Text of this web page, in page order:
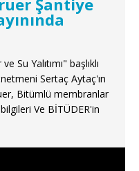
Şantiye
Su Yalıtımı" başlıklı
Sertaç Aytaç'ın
Bitümlü membranlar
Ve BİTÜDER'in